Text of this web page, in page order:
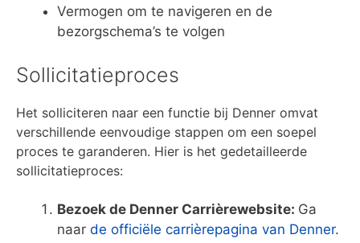
Vermogen om te navigeren en de
bezorgschema’s te volgen
Sollicitatieproces
Het solliciteren naar een functie bij Denner omvat
verschillende eenvoudige stappen om een soepel
proces te garanderen. Hier is het gedetailleerde
sollicitatieproces:
Bezoek de Denner Carrièrewebsite: Ga
naar de officiële carrièrepagina van Denner.